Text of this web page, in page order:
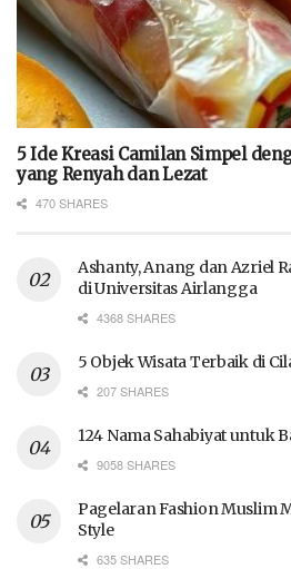
5 Ide Kreasi Camilan Simpel
yang Renyah dan Lezat
470 SHARES
Ashanty, Anang dan Azriel
di Universitas Airlangga
4368 SHARES
5 Objek Wisata Terbaik di
207 SHARES
124 Nama Sahabiyat untuk
9058 SHARES
Pagelaran Fashion Muslim
Style
635 SHARES